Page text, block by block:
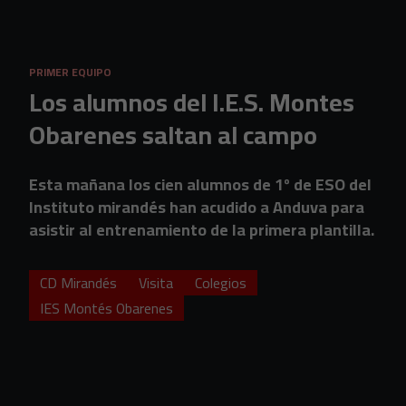
PRIMER EQUIPO
Los alumnos del I.E.S. Montes
Obarenes saltan al campo
Esta mañana los cien alumnos de 1º de ESO del
Instituto mirandés han acudido a Anduva para
asistir al entrenamiento de la primera plantilla.
CD Mirandés Visita
Colegios
IES Montés Obarenes